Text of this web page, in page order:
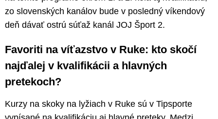
zo slovenských kanálov bude v posledný víkendový
deň dávať ostrú súťaž kanál JOJ Šport 2.
Favoriti na víťazstvo v Ruke: kto skočí
najďalej v kvalifikácii a hlavných
pretekoch?
Kurzy na skoky na lyžiach v Ruke sú v Tipsporte